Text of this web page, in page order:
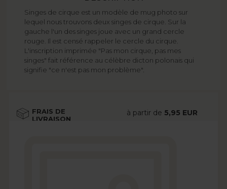
Singes de cirque est un modèle de mug photo sur
lequel nous trouvons deux singes de cirque. Sur la
gauche l'un des singes joue avec un grand cercle
rouge. Il est censé rappeler le cercle du cirque.
L'inscription imprimée "Pas mon cirque, pas mes
singes" fait référence au célèbre dicton polonais qui
signifie "ce n'est pas mon problème".
FRAIS DE
LIVRAISON
à partir de 5,95 EUR